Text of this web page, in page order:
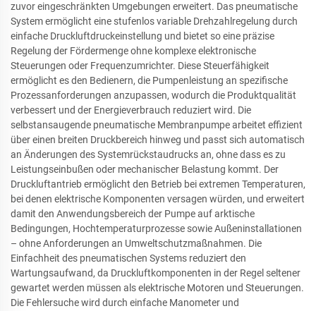
zuvor eingeschränkten Umgebungen erweitert. Das pneumatische
System ermöglicht eine stufenlos variable Drehzahlregelung durch
einfache Druckluftdruckeinstellung und bietet so eine präzise
Regelung der Fördermenge ohne komplexe elektronische
Steuerungen oder Frequenzumrichter. Diese Steuerfähigkeit
ermöglicht es den Bedienern, die Pumpenleistung an spezifische
Prozessanforderungen anzupassen, wodurch die Produktqualität
verbessert und der Energieverbrauch reduziert wird. Die
selbstansaugende pneumatische Membranpumpe arbeitet effizient
über einen breiten Druckbereich hinweg und passt sich automatisch
an Änderungen des Systemrückstaudrucks an, ohne dass es zu
Leistungseinbußen oder mechanischer Belastung kommt. Der
Druckluftantrieb ermöglicht den Betrieb bei extremen Temperaturen,
bei denen elektrische Komponenten versagen würden, und erweitert
damit den Anwendungsbereich der Pumpe auf arktische
Bedingungen, Hochtemperaturprozesse sowie Außeninstallationen
– ohne Anforderungen an Umweltschutzmaßnahmen. Die
Einfachheit des pneumatischen Systems reduziert den
Wartungsaufwand, da Druckluftkomponenten in der Regel seltener
gewartet werden müssen als elektrische Motoren und Steuerungen.
Die Fehlersuche wird durch einfache Manometer und